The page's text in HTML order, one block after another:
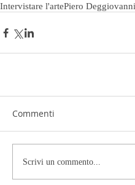
Intervistare l'artePiero Deggiovanni
Commenti
Scrivi un commento...